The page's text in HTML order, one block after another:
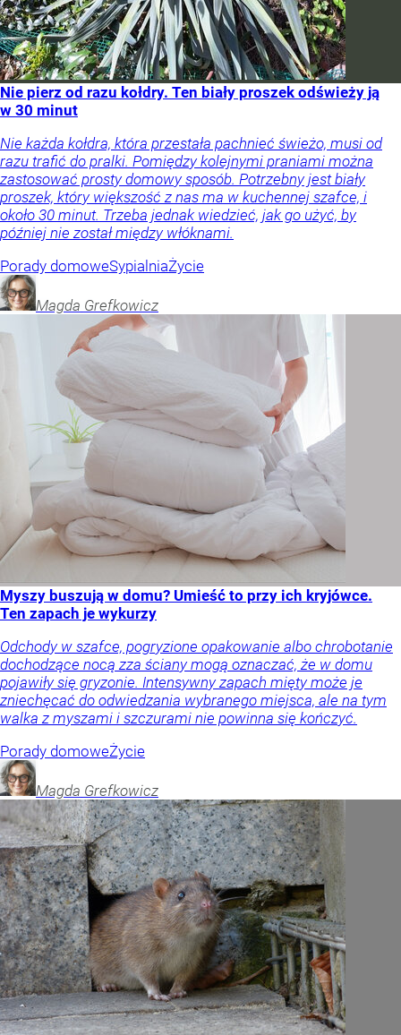
Nie pierz od razu kołdry. Ten biały proszek odświeży ją
w 30 minut
Nie każda kołdra, która przestała pachnieć świeżo, musi od
razu trafić do pralki. Pomiędzy kolejnymi praniami można
zastosować prosty domowy sposób. Potrzebny jest biały
proszek, który większość z nas ma w kuchennej szafce, i
około 30 minut. Trzeba jednak wiedzieć, jak go użyć, by
później nie został między włóknami.
Porady domoweSypialniaŻycie
Magda Grefkowicz
Myszy buszują w domu? Umieść to przy ich kryjówce.
Ten zapach je wykurzy
Odchody w szafce, pogryzione opakowanie albo chrobotanie
dochodzące nocą zza ściany mogą oznaczać, że w domu
pojawiły się gryzonie. Intensywny zapach mięty może je
zniechęcać do odwiedzania wybranego miejsca, ale na tym
walka z myszami i szczurami nie powinna się kończyć.
Porady domoweŻycie
Magda Grefkowicz